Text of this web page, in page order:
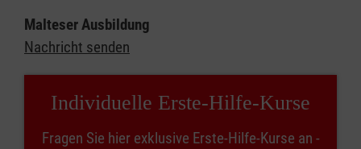
Malteser Ausbildung
Nachricht senden
Individuelle Erste-Hilfe-Kurse
Fragen Sie hier exklusive Erste-Hilfe-Kurse an -